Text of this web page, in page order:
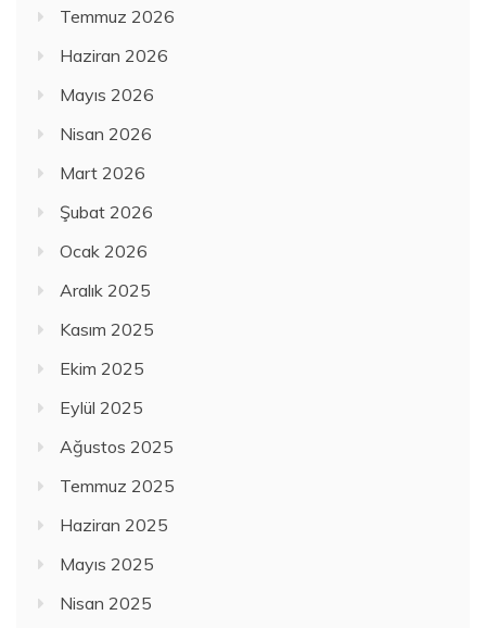
Temmuz 2026
Haziran 2026
Mayıs 2026
Nisan 2026
Mart 2026
Şubat 2026
Ocak 2026
Aralık 2025
Kasım 2025
Ekim 2025
Eylül 2025
Ağustos 2025
Temmuz 2025
Haziran 2025
Mayıs 2025
Nisan 2025